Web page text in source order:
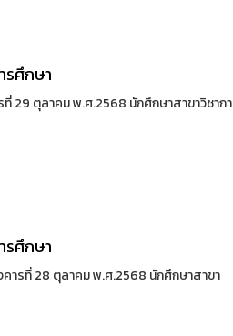
รศึกษา
29 ตุลาคม พ.ศ.2568 นักศึกษาสาขาวิชากา
รศึกษา
ารที่ 28 ตุลาคม พ.ศ.2568 นักศึกษาสาขา